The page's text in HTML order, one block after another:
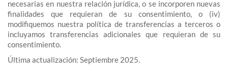
necesarias en nuestra relación jurídica, o se incorporen nuevas
finalidades que requieran de su consentimiento, o (iv)
modifiquemos nuestra política de transferencias a terceros o
incluyamos transferencias adicionales que requieran de su
consentimiento.
Última actualización: Septiembre 2025.